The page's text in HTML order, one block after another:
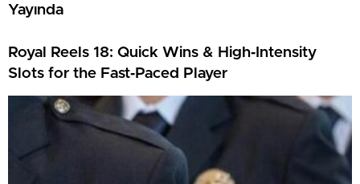
Yayında
Royal Reels 18: Quick Wins & High‑Intensity
Slots for the Fast‑Paced Player